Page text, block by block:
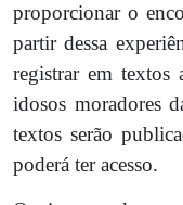
proporcionar o
partir dessa
registrar em textos
idosos moradores
textos serão
poderá ter acesso.